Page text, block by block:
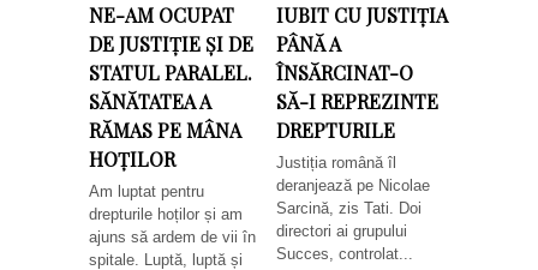
NE-AM OCUPAT
DE JUSTIȚIE ȘI DE
STATUL PARALEL.
SĂNĂTATEA A
RĂMAS PE MÂNA
HOȚILOR
Am luptat pentru
drepturile hoților și am
ajuns să ardem de vii în
spitale. Luptă, luptă și
IUBIT CU JUSTIȚIA
PÂNĂ A
ÎNSĂRCINAT-O
SĂ-I REPREZINTE
DREPTURILE
Justiția română îl
deranjează pe Nicolae
Sarcină, zis Tati. Doi
directori ai grupului
Succes, controlat...